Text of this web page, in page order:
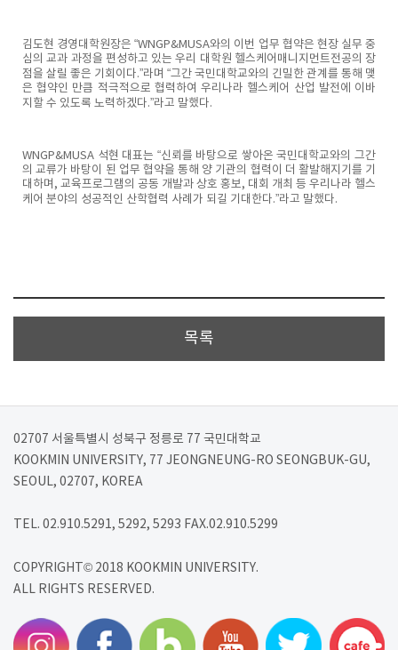
김도현 경영대학원장은 “WNGP&MUSA와의 이번 업무 협약은 현장 실무 중
심의 교과 과정을 편성하고 있는 우리 대학원 헬스케어매니지먼트전공의 장
점을 살릴 좋은 기회이다.”라며 “그간 국민대학교와의 긴밀한 관계를 통해 맺
은 협약인 만큼 적극적으로 협력하여 우리나라 헬스케어 산업 발전에 이바
지할 수 있도록 노력하겠다.”라고 말했다.
WNGP&MUSA 석현 대표는 “신뢰를 바탕으로 쌓아온 국민대학교와의 그간
의 교류가 바탕이 된 업무 협약을 통해 양 기관의 협력이 더 활발해지기를 기
대하며, 교육프로그램의 공동 개발과 상호 홍보, 대회 개최 등 우리나라 헬스
케어 분야의 성공적인 산학협력 사례가 되길 기대한다.”라고 말했다.
목록
02707 서울특별시 성북구 정릉로 77 국민대학교
KOOKMIN UNIVERSITY, 77 JEONGNEUNG-RO SEONGBUK-GU,
SEOUL, 02707, KOREA
TEL. 02.910.5291, 5292, 5293 FAX.02.910.5299
COPYRIGHT© 2018 KOOKMIN UNIVERSITY.
ALL RIGHTS RESERVED.